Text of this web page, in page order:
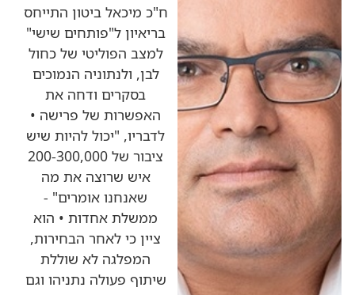
ח"כ מיכאל ביטון התייחס
בריאיון ל"פותחים שישי"
למצב הפוליטי של כחול
לבן, ולנתוניה הנמוכים
בסקרים ודחה את
האפשרות של פרישה •
לדבריו, "יכול להיות שיש
ציבור של 200-300,000
איש שרוצה את מה
שאנחנו אומרים" -
ממשלת אחדות • הוא
ציין כי לאחר הבחירות,
המפלגה לא שוללת
שיתוף פעולה נתניהו וגם